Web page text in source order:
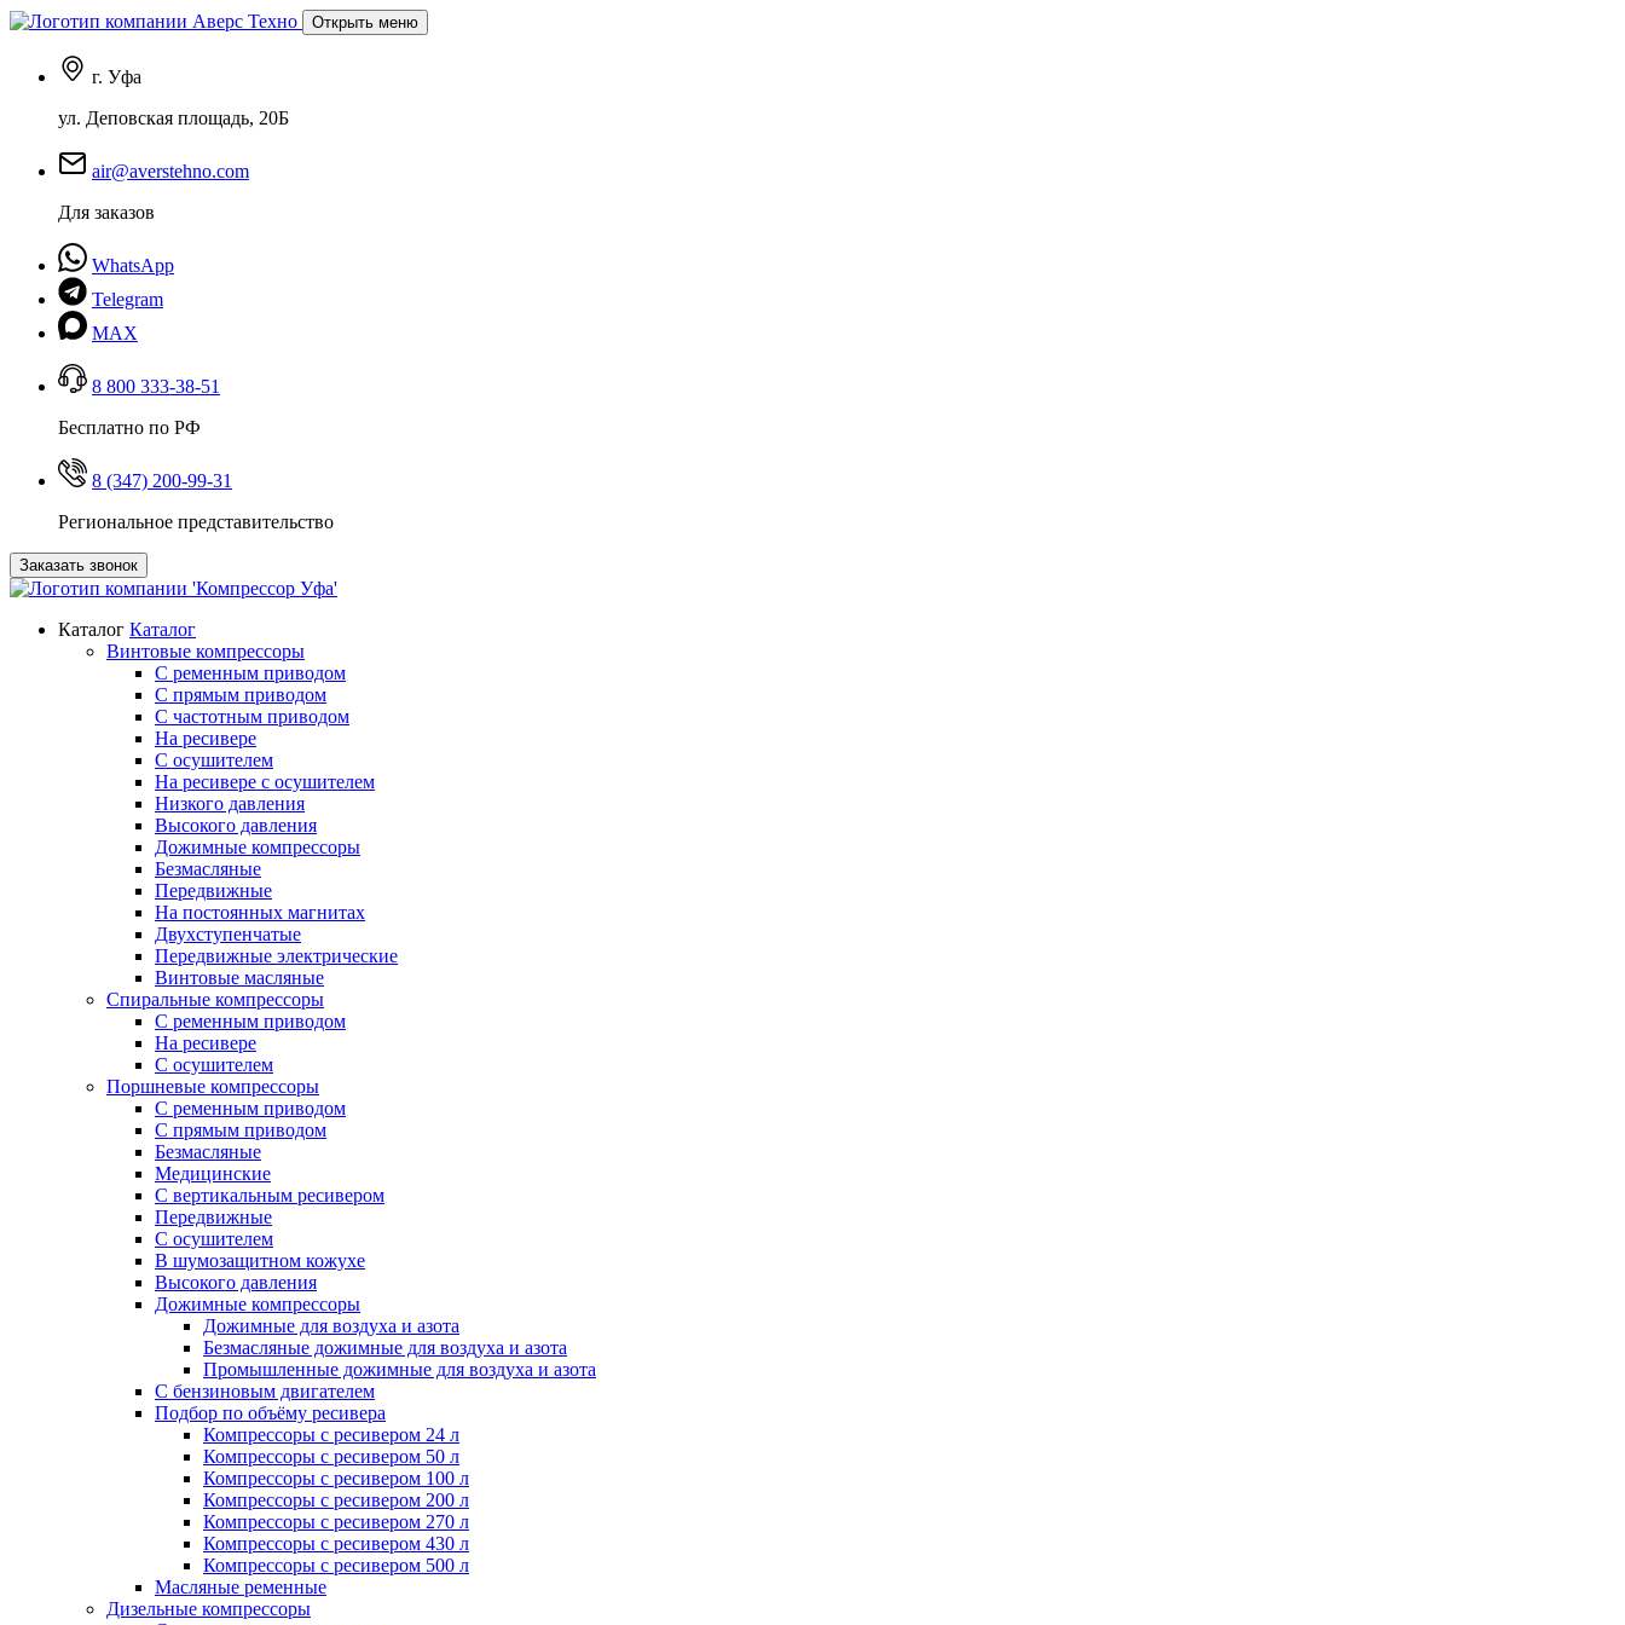
Открыть меню
г. Уфа
ул. Деповская площадь, 20Б
air@averstehno.com
Для заказов
WhatsApp
Telegram
MAX
8 800 333-38-51
Бесплатно по РФ
8 (347) 200-99-31
Региональное представительство
Заказать звонок
Каталог Каталог
Винтовые компрессоры
С ременным приводом
С прямым приводом
С частотным приводом
На ресивере
С осушителем
На ресивере с осушителем
Низкого давления
Высокого давления
Дожимные компрессоры
Безмасляные
Передвижные
На постоянных магнитах
Двухступенчатые
Передвижные электрические
Винтовые масляные
Спиральные компрессоры
С ременным приводом
На ресивере
С осушителем
Поршневые компрессоры
С ременным приводом
С прямым приводом
Безмасляные
Медицинские
С вертикальным ресивером
Передвижные
С осушителем
В шумозащитном кожухе
Высокого давления
Дожимные компрессоры
Дожимные для воздуха и азота
Безмасляные дожимные для воздуха и азота
Промышленные дожимные для воздуха и азота
С бензиновым двигателем
Подбор по объёму ресивера
Компрессоры с ресивером 24 л
Компрессоры с ресивером 50 л
Компрессоры с ресивером 100 л
Компрессоры с ресивером 200 л
Компрессоры с ресивером 270 л
Компрессоры с ресивером 430 л
Компрессоры с ресивером 500 л
Масляные ременные
Дизельные компрессоры